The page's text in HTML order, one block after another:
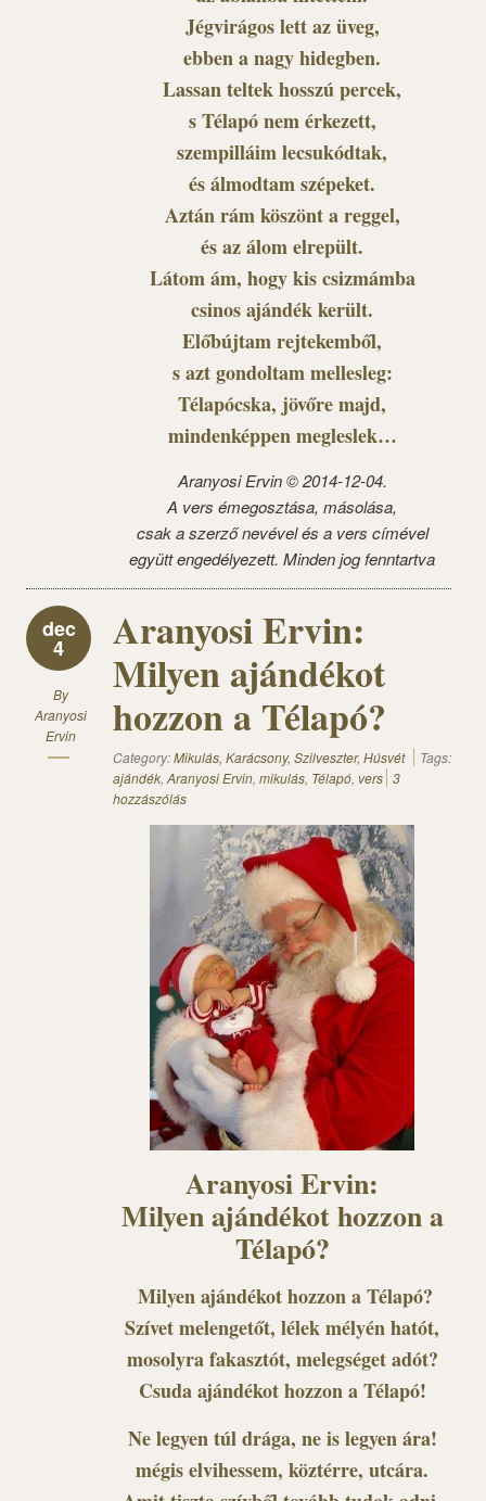
Jégvirágos lett az üveg,
ebben a nagy hidegben.
Lassan teltek hosszú percek,
s Télapó nem érkezett,
szempilláim lecsukódtak,
és álmodtam szépeket.
Aztán rám köszönt a reggel,
és az álom elrepült.
Látom ám, hogy kis csizmámba
csinos ajándék került.
Előbújtam rejtekemből,
s azt gondoltam mellesleg:
Télapócska, jövőre majd,
mindenképpen megleslek…
Aranyosi Ervin © 2014-12-04.
A vers émegosztása, másolása,
csak a szerző nevével és a vers címével
együtt engedélyezett. Minden jog fenntartva
dec
4
By
Aranyosi
Ervin
Aranyosi Ervin:
Milyen ajándékot
hozzon a Télapó?
Category:Mikulás, Karácsony, Szilveszter, Húsvét
Tags:
ajándék, Aranyosi Ervin, mikulás, Télapó, vers 3
hozzászólás
Aranyosi Ervin:
Milyen ajándékot hozzon a
Télapó?
Milyen ajándékot hozzon a Télapó?
Szívet melengetőt, lélek mélyén hatót,
mosolyra fakasztót, melegséget adót?
Csuda ajándékot hozzon a Télapó!
Ne legyen túl drága, ne is legyen ára!
mégis elvihessem, köztérre, utcára.